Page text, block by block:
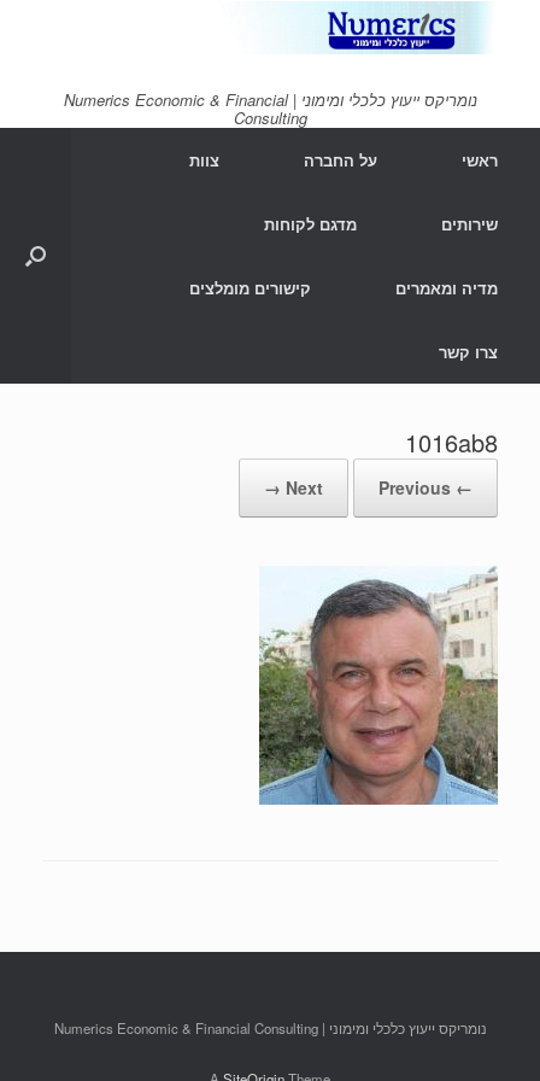
נומריקס ייעוץ כלכלי ומימוני | Numerics Economic & Financial
Consulting
ראשי
על החברה צוות
שירותים מדגם לקוחות
מדיה ומאמרים קישורים מומלצים
צרו קשר
1016ab8
← Previous
Next →
נומריקס ייעוץ כלכלי ומימוני | Numerics Economic & Financial Consulting